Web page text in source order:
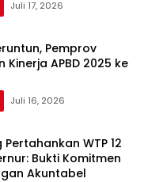
Juli 17, 2026
Pemprov
APBD 2025 ke
Juli 16, 2026
WTP 12
Bukti Komitmen
Akuntabel